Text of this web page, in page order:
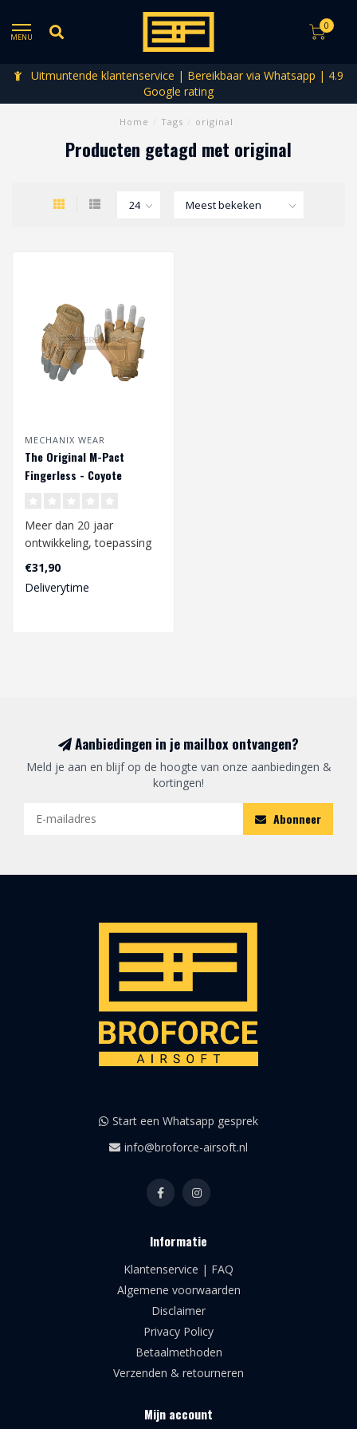
MENU
0
Uitmuntende klantenservice | Bereikbaar via Whatsapp | 4.9
Google rating
Home Tags original
Producten getagd met original
MECHANIX WEAR
The Original M-Pact
Fingerless - Coyote
Meer dan 20 jaar
ontwikkeling, toepassing
in de werkomgeving en
constante verbet..
€31,90
Deliverytime
Aanbiedingen in je mailbox ontvangen?
Meld je aan en blijf op de hoogte van onze aanbiedingen &
kortingen!
Abonneer
Start een Whatsapp gesprek
info@broforce-airsoft.nl
Informatie
Klantenservice | FAQ
Algemene voorwaarden
Disclaimer
Privacy Policy
Betaalmethoden
Verzenden & retourneren
Mijn account